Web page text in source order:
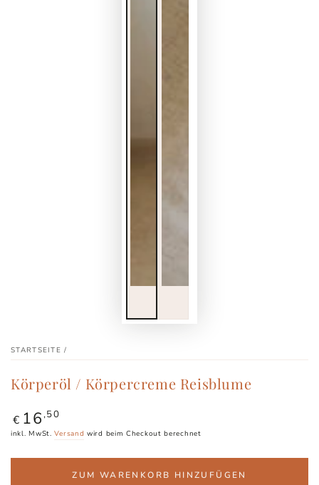
STARTSEITE /
Körperöl / Körpercreme Reisblume
Regulärer
Preis
€ 16 ,50
inkl. MwSt.Versand wird beim Checkout berechnet
ZUM WARENKORB HINZUFÜGEN